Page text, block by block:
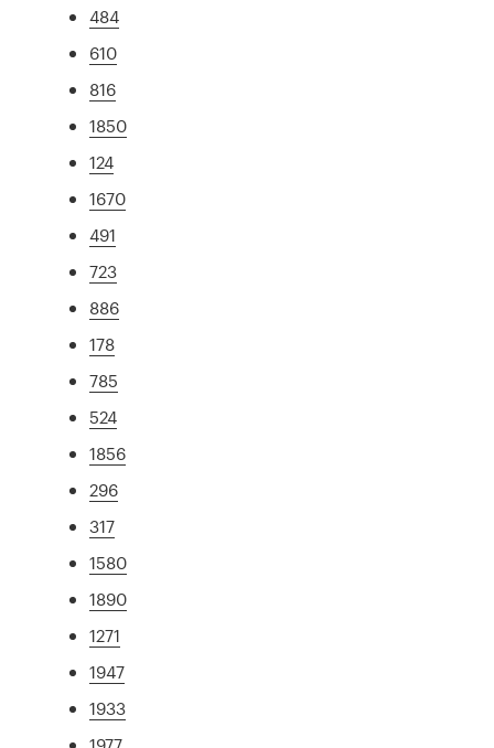
484
610
816
1850
124
1670
491
723
886
178
785
524
1856
296
317
1580
1890
1271
1947
1933